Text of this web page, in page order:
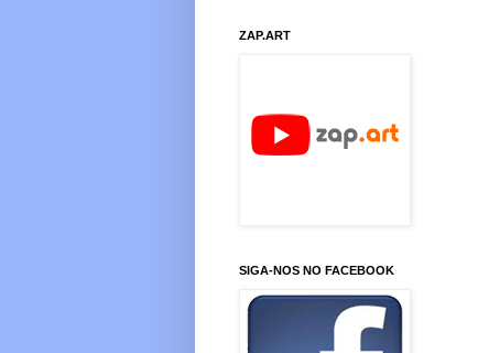
ZAP.ART
SIGA-NOS NO FACEBOOK